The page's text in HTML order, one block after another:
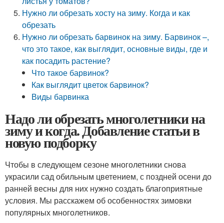
Нужно ли обрезать хосту на зиму. Когда и как
обрезать
Нужно ли обрезать барвинок на зиму. Барвинок –,
что это такое, как выглядит, основные виды, где и
как посадить растение?
Что такое барвинок?
Как выглядит цветок барвинок?
Виды барвинка
Надо ли обрезать многолетники на
зиму и когда. Добавление статьи в
новую подборку
Чтобы в следующем сезоне многолетники снова
украсили сад обильным цветением, с поздней осени до
ранней весны для них нужно создать благоприятные
условия. Мы расскажем об особенностях зимовки
популярных многолетников.